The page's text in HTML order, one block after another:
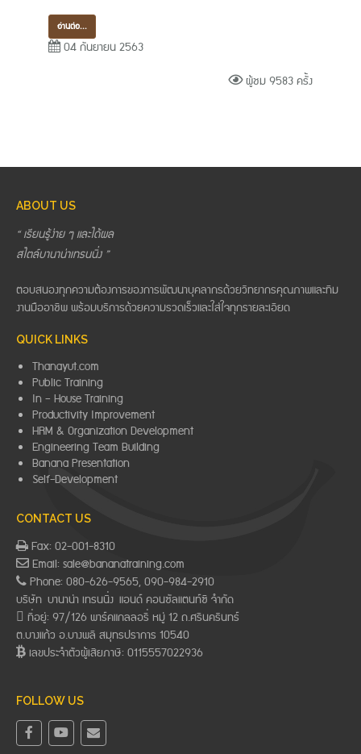
อ่านต่อ...
04 กันยายน 2563
ผู้ชม 9583 ครั้ง
ABOUT US
“ เรียนรู้ง่าย ๆ และได้ผล
สไตล์บานาน่าเทรนนิ่ง ”
ตอบสนองทุกความต้องการของการพัฒนาบุคลากรด้วยวิทยากรคุณภาพและทีม
งานมืออาชีพ พร้อมบริการด้วยความรวดเร็วและใส่ใจทุกรายละเอียด
QUICK LINKS
Thanayut.com
Public Training
In – House Training
Productivity Improvement
HRM & Organization Development
Engineering Team Building
Banana Presentation
Self-Development
CONTACT US
Fax: 02-001-8310
Email: sale@bananatraining.com
Phone: 080-626-9565, 090-984-2910
บริษัท บานาน่า เทรนนิ่ง แอนด์ คอนซัลแตนท์ซี จำกัด
ที่อยู่: 97/126 พาร์คแกลลอรี่ หมู่ 12 ถ.ศรีนครินทร์
ต.บางแก้ว อ.บางพลี สมุทรปราการ 10540
เลขประจำตัวผู้เสียภาษี: 0115557022936
FOLLOW US